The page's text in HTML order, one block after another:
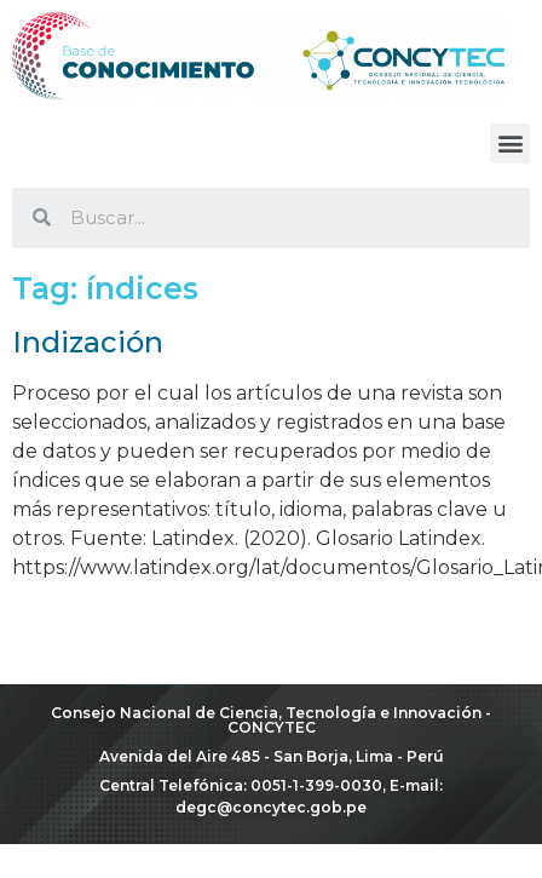
Tag: índices
Indización
Proceso por el cual los artículos de una revista son
seleccionados, analizados y registrados en una base
de datos y pueden ser recuperados por medio de
índices que se elaboran a partir de sus elementos
más representativos: título, idioma, palabras clave u
otros. Fuente: Latindex. (2020). Glosario Latindex.
https://www.latindex.org/lat/documentos/
Consejo Nacional de Ciencia, Tecnología e Innovación -
CONCYTEC
Avenida del Aire 485 - San Borja, Lima - Perú
Central Telefónica: 0051-1-399-0030, E-mail:
degc@concytec.gob.pe